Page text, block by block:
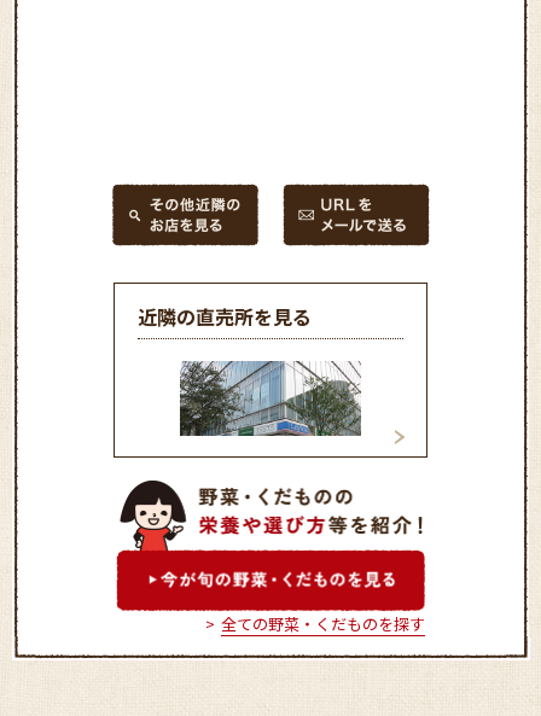
近隣の直売所を見る
マインズショップ調布サウ
スゲ－トビル店
マインズショッ
全ての野菜・くだものを探す